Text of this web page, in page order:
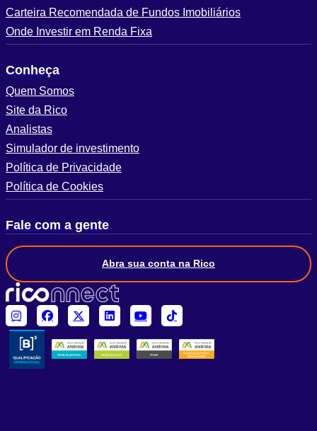
Carteira Recomendada de Fundos Imobiliários
Onde Investir em Renda Fixa
Conheça
Quem Somos
Site da Rico
Analistas
Simulador de investimento
Política de Privacidade
Política de Cookies
Fale com a gente
Abra sua conta na Rico